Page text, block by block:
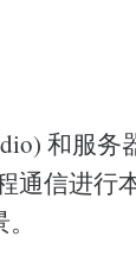
和服务
通信进行